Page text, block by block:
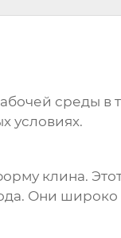
среды в
условиях.
клина.
Они